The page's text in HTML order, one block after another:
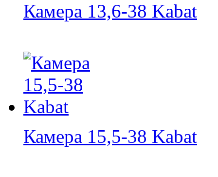
Камера 13,6-38 Kabat
Камера 15,5-38 Kabat